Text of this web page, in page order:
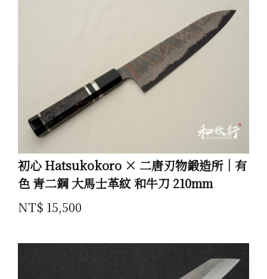
初心 Hatsukokoro × 二唐刃物鍛造所｜有
色 青二鋼 大馬士革紋 和牛刀 210mm
NT$ 15,500